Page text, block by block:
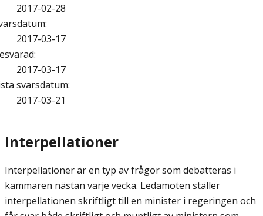
2017-02-28
:
2017-03-17
:
2017-03-17
svarsdatum:
2017-03-21
Interpellationer
Interpellationer är en typ av frågor som debatteras i
kammaren nästan varje vecka. Ledamoten ställer
interpellationen skriftligt till en minister i regeringen och